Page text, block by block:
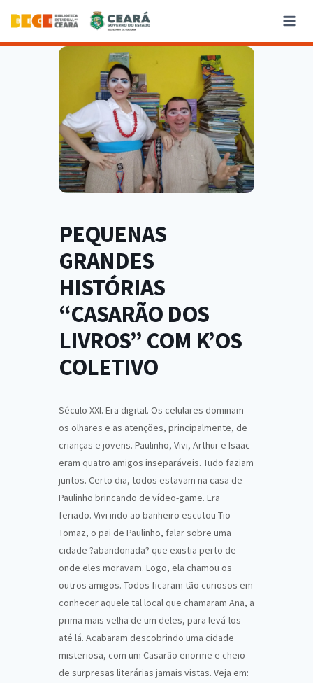
PEQUENAS
GRANDES
HISTÓRIAS
“CASARÃO DOS
LIVROS” COM K’OS
COLETIVO
Século XXI. Era digital. Os celulares dominam
os olhares e as atenções, principalmente, de
crianças e jovens. Paulinho, Vivi, Arthur e Isaac
eram quatro amigos inseparáveis. Tudo faziam
juntos. Certo dia, todos estavam na casa de
Paulinho brincando de vídeo-game. Era
feriado. Vivi indo ao banheiro escutou Tio
Tomaz, o pai de Paulinho, falar sobre uma
cidade ?abandonada? que existia perto de
onde eles moravam. Logo, ela chamou os
outros amigos. Todos ficaram tão curiosos em
conhecer aquele tal local que chamaram Ana, a
prima mais velha de um deles, para levá-los
até lá. Acabaram descobrindo uma cidade
misteriosa, com um Casarão enorme e cheio
de surpresas literárias jamais vistas. Veja em: